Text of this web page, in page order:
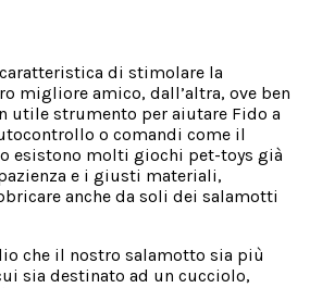
di stimolare la
migliore amico, dall’altra, ove ben
utile strumento per aiutare Fido a
o comandi come il
esistono molti giochi pet-toys già
e i giusti materiali,
anche da soli dei salamotti
che il nostro salamotto sia più
sia destinato ad un cucciolo,